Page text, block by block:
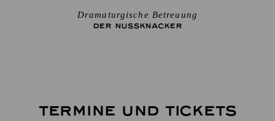
Dramaturgische Betreuung
DER NUSSKNACKER
TERMINE UND TICKETS